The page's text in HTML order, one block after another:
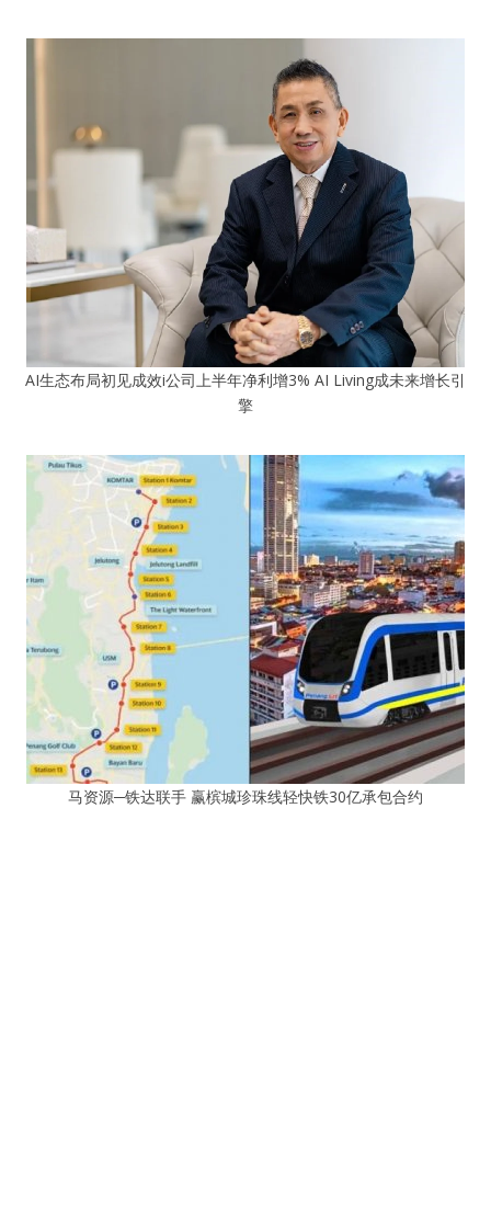
AI生态布局初见成效i公司上半年净利增3% AI Living成未来增长引
擎
马资源─铁达联手 赢槟城珍珠线轻快铁30亿承包合约